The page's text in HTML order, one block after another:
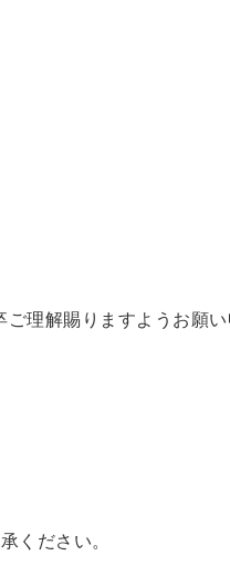
理解賜りますようお願い
ください。